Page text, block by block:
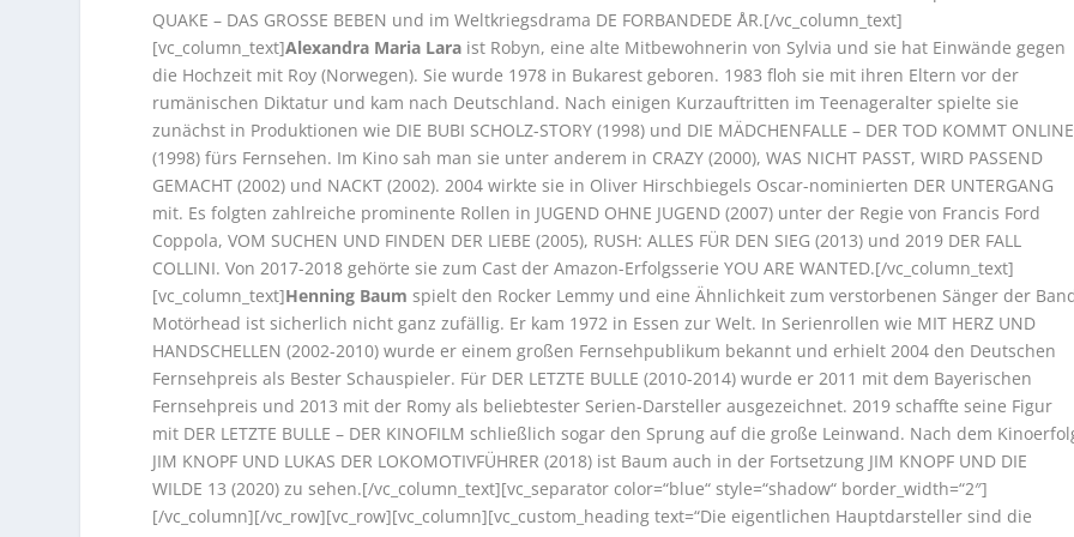
QUAKE – DAS GROSSE BEBEN und im Weltkriegsdrama DE FORBANDEDE ÅR.[/vc_column_text]
[vc_column_text]Alexandra Maria Lara ist Robyn, eine alte Mitbewohnerin von Sylvia und sie hat Einwände gegen
die Hochzeit mit Roy (Norwegen). Sie wurde 1978 in Bukarest geboren. 1983 floh sie mit ihren Eltern vor der
rumänischen Diktatur und kam nach Deutschland. Nach einigen Kurzauftritten im Teenageralter spielte sie
zunächst in Produktionen wie DIE BUBI SCHOLZ-STORY (1998) und DIE MÄDCHENFALLE – DER TOD KOMMT ONLINE
(1998) fürs Fernsehen. Im Kino sah man sie unter anderem in CRAZY (2000), WAS NICHT PASST, WIRD PASSEND
GEMACHT (2002) und NACKT (2002). 2004 wirkte sie in Oliver Hirschbiegels Oscar-nominierten DER UNTERGANG
mit. Es folgten zahlreiche prominente Rollen in JUGEND OHNE JUGEND (2007) unter der Regie von Francis Ford
Coppola, VOM SUCHEN UND FINDEN DER LIEBE (2005), RUSH: ALLES FÜR DEN SIEG (2013) und 2019 DER FALL
COLLINI. Von 2017-2018 gehörte sie zum Cast der Amazon-Erfolgsserie YOU ARE WANTED.[/vc_column_text]
[vc_column_text]Henning Baum spielt den Rocker Lemmy und eine Ähnlichkeit zum verstorbenen Sänger der
Motörhead ist sicherlich nicht ganz zufällig. Er kam 1972 in Essen zur Welt. In Serienrollen wie MIT HERZ UND
HANDSCHELLEN (2002-2010) wurde er einem großen Fernsehpublikum bekannt und erhielt 2004 den Deutschen
Fernsehpreis als Bester Schauspieler. Für DER LETZTE BULLE (2010-2014) wurde er 2011 mit dem Bayerischen
Fernsehpreis und 2013 mit der Romy als beliebtester Serien-Darsteller ausgezeichnet. 2019 schaffte seine Figur
mit DER LETZTE BULLE – DER KINOFILM schließlich sogar den Sprung auf die große Leinwand. Nach dem
JIM KNOPF UND LUKAS DER LOKOMOTIVFÜHRER (2018) ist Baum auch in der Fortsetzung JIM KNOPF UND DIE
WILDE 13 (2020) zu sehen.[/vc_column_text][vc_separator color=“blue“ style=“shadow“ border_width=“2″]
[/vc_column][/vc_row][vc_row][vc_column][vc_custom_heading text=“Die eigentlichen Hauptdarsteller sind die